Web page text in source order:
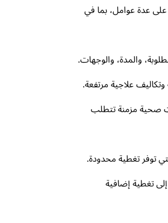
على عدة عوامل، بما في
والمدة، والوجهات.
علاجية مرتفعة.
صحية مزمنة تتطلب
توفر تغطية محدودة.
تغطية إضافية